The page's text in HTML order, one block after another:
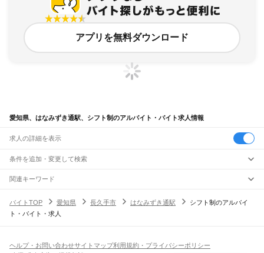
アプリを無料ダウンロード
愛知県、はなみずき通駅、シフト制のアルバイト・バイト求人情報
求人の詳細を表示
条件を追加・変更して検索
市区町村を追加・変更
愛知県すべて
名古屋市すべて
豊橋市岡崎市一宮市瀬戸市半田市春日井市豊川市津島市碧南市刈谷市
駅を追加・変更
職種を追加・変更
飲食・フードサービスすべて
関連キーワード
バイトTOP
愛知県 長久手市 はなみずき通駅
シフト制のアルバイ
ト・バイト・求人
ヘルプ・お問い合わせサイトマップ利用規約・プライバシーポリシー